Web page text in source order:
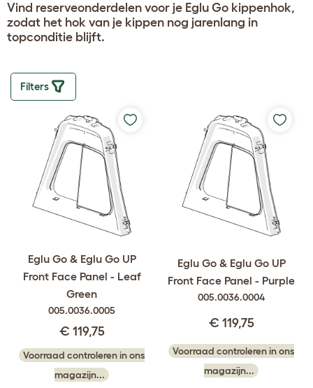
Vind reserveonderdelen voor je Eglu Go kippenhok,
zodat het hok van je kippen nog jarenlang in
topconditie blijft.
Filters
Eglu Go & Eglu Go UP
Front Face Panel - Leaf
Green
005.0036.0005
€ 119,75
Voorraad controleren in ons
magazijn...
Eglu Go & Eglu Go UP
Front Face Panel - Purple
005.0036.0004
€ 119,75
Voorraad controleren in ons
magazijn...